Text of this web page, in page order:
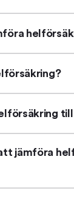
jämföra